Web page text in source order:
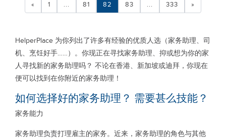
« 1 ... 81 82 83 ... 333 »
HelperPlace 为你列出了许多有经验的优质人选（家务助理、司
机、烹饪好手……）。你现正在寻找家务助理、抑或想为你的家
人寻找新的家务助理吗？ 不论在香港、新加坡或迪拜，你现在
便可以找到在你附近的家务助理！
如何选择好的家务助理？ 需要甚么技能？
家务能力
家务助理负责打理雇主的家务。近来，家务助理的角色与其他